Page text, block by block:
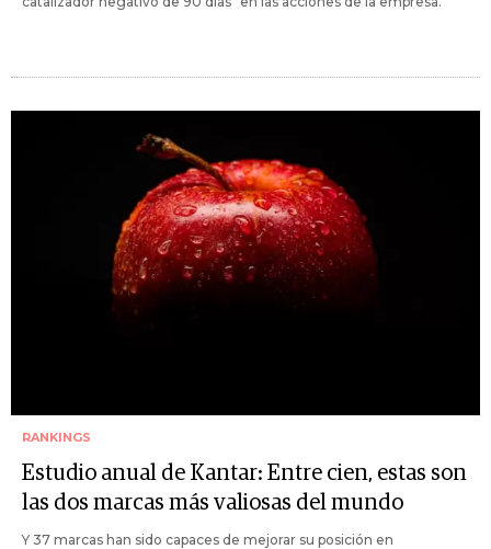
RANKINGS
Estudio anual de Kantar: Entre cien, estas son
las dos marcas más valiosas del mundo
Y 37 marcas han sido capaces de mejorar su posición en